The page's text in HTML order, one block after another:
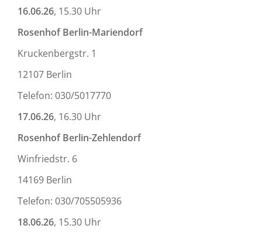
16.06.26, 15.30 Uhr
Rosenhof Berlin-Mariendorf
Kruckenbergstr. 1
12107 Berlin
Telefon: 030/5017770
17.06.26, 16.30 Uhr
Rosenhof Berlin-Zehlendorf
Winfriedstr. 6
14169 Berlin
Telefon: 030/705505936
18.06.26, 15.30 Uhr